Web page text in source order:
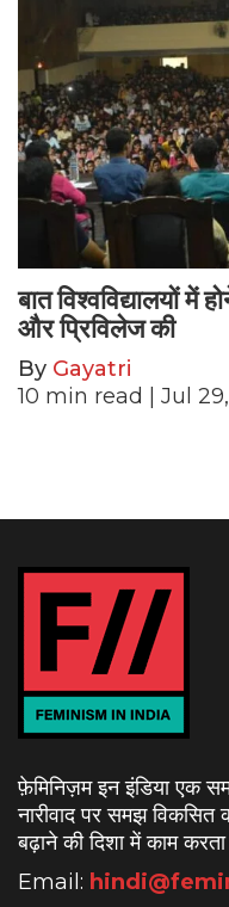
बात विश्वविद्यालयों में
और प्रिविलेज की
By Gayatri
10 min read | Jul
फ़ेमिनिज़म इन इंडिया एक
नारीवाद पर समझ विकसित
बढ़ाने की दिशा में काम
Email: